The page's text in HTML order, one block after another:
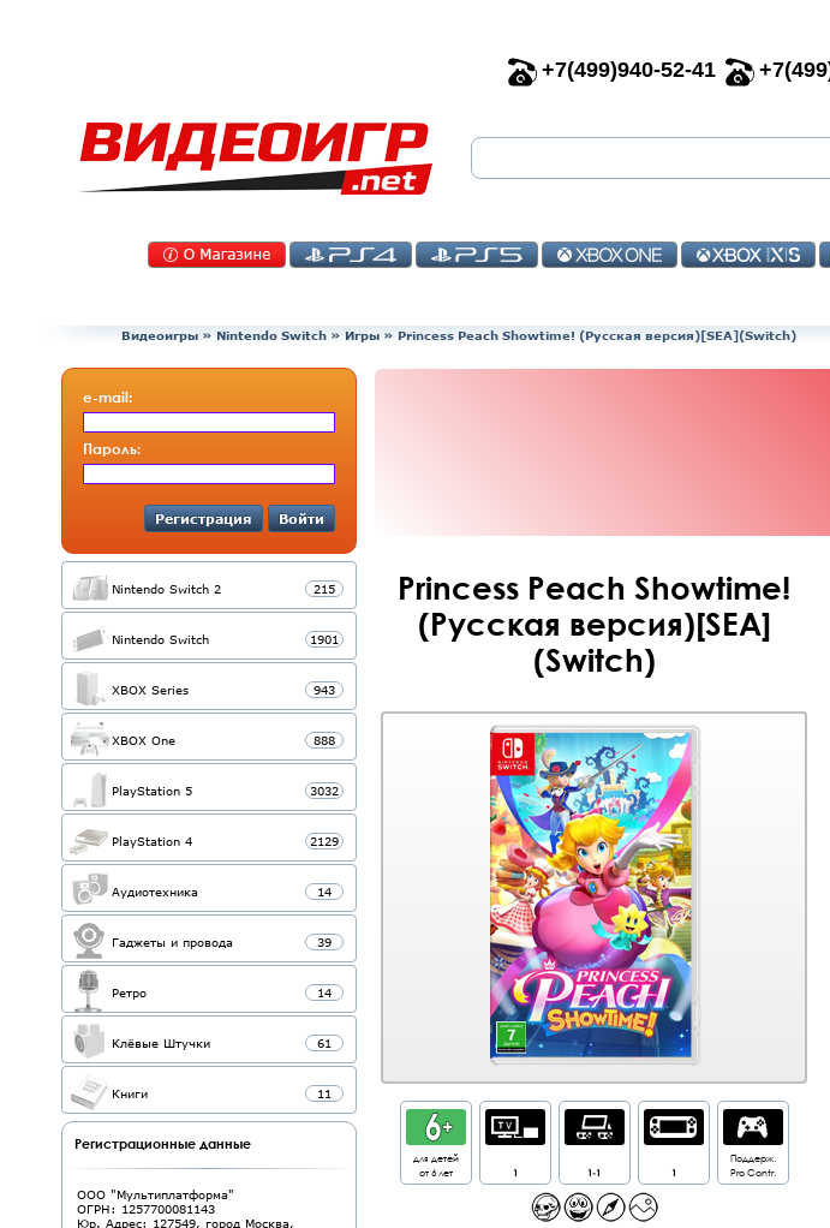
+7(499)940-52-41
Видеоигры » Nintendo Switch » Игры » Princess Peach Showtime! (Русская версия)[SEA](Switch)
e-mail:
Пароль:
Регистрация Войти
Nintendo Switch 2 215
Nintendo Switch 1901
XBOX Series 943
XBOX One 888
PlayStation 5 3032
PlayStation 4 2129
Аудиотехника 14
Гаджеты и провода 39
Ретро 14
Клёвые Штучки 61
Книги 11
Регистрационные данные
ООО "Мультиплатформа"
ОГРН: 1257700081143
Юр. Адрес: 127549, город Москва,
Princess Peach Showtime!
(Русская версия)[SEA]
(Switch)
для детей
от 6 лет
1 1-1 1
Поддерж.
Pro Contr.